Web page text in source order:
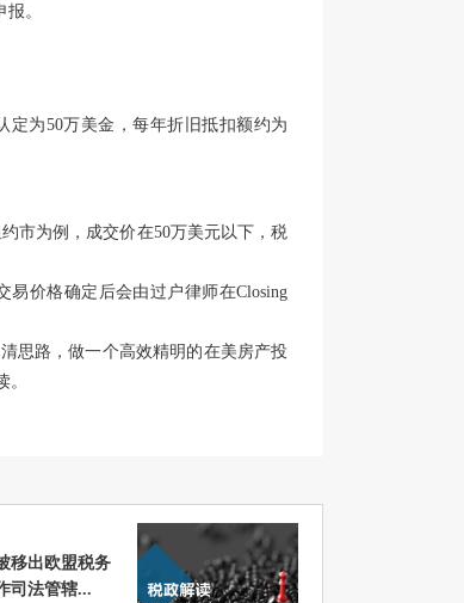
。
定为50万美金，每年折旧抵扣额约为
市为例，成交价在50万美元以下，税
价格确定后会由过户律师在Closing
思路，做一个高效精明的在美房产投
移出欧盟税务
司法管辖...